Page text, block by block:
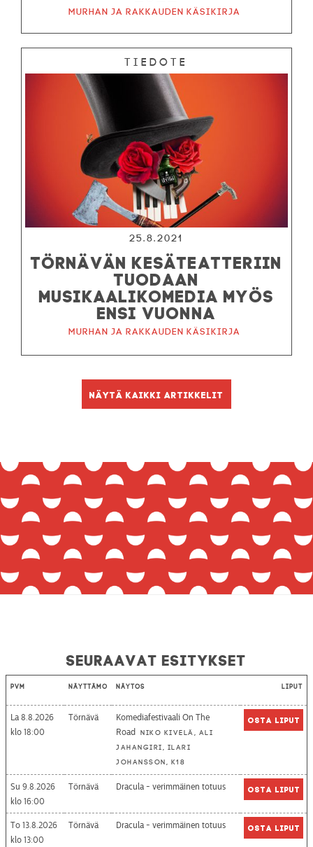
Murhan ja rakkauden käsikirja
Tiedote
25.8.2021
TÖRNÄVÄN KESÄTEATTERIIN
TUODAAN
MUSIKAALIKOMEDIA MYÖS
ENSI VUONNA
Murhan ja rakkauden käsikirja
Näytä kaikki artikkelit
Seuraavat esitykset
Pvm Näyttämö Näytös Liput
La 8.8.2026
18:00
Törnävä
Komediafestivaali On The
Road
Niko Kivelä, Ali
Jahangiri, Ilari
Johansson, K18
Osta liput
Su 9.8.2026
16:00
Törnävä Dracula - verimmäinen totuus Osta liput
To 13.8.2026
13:00
Törnävä Dracula - verimmäinen totuus Osta liput